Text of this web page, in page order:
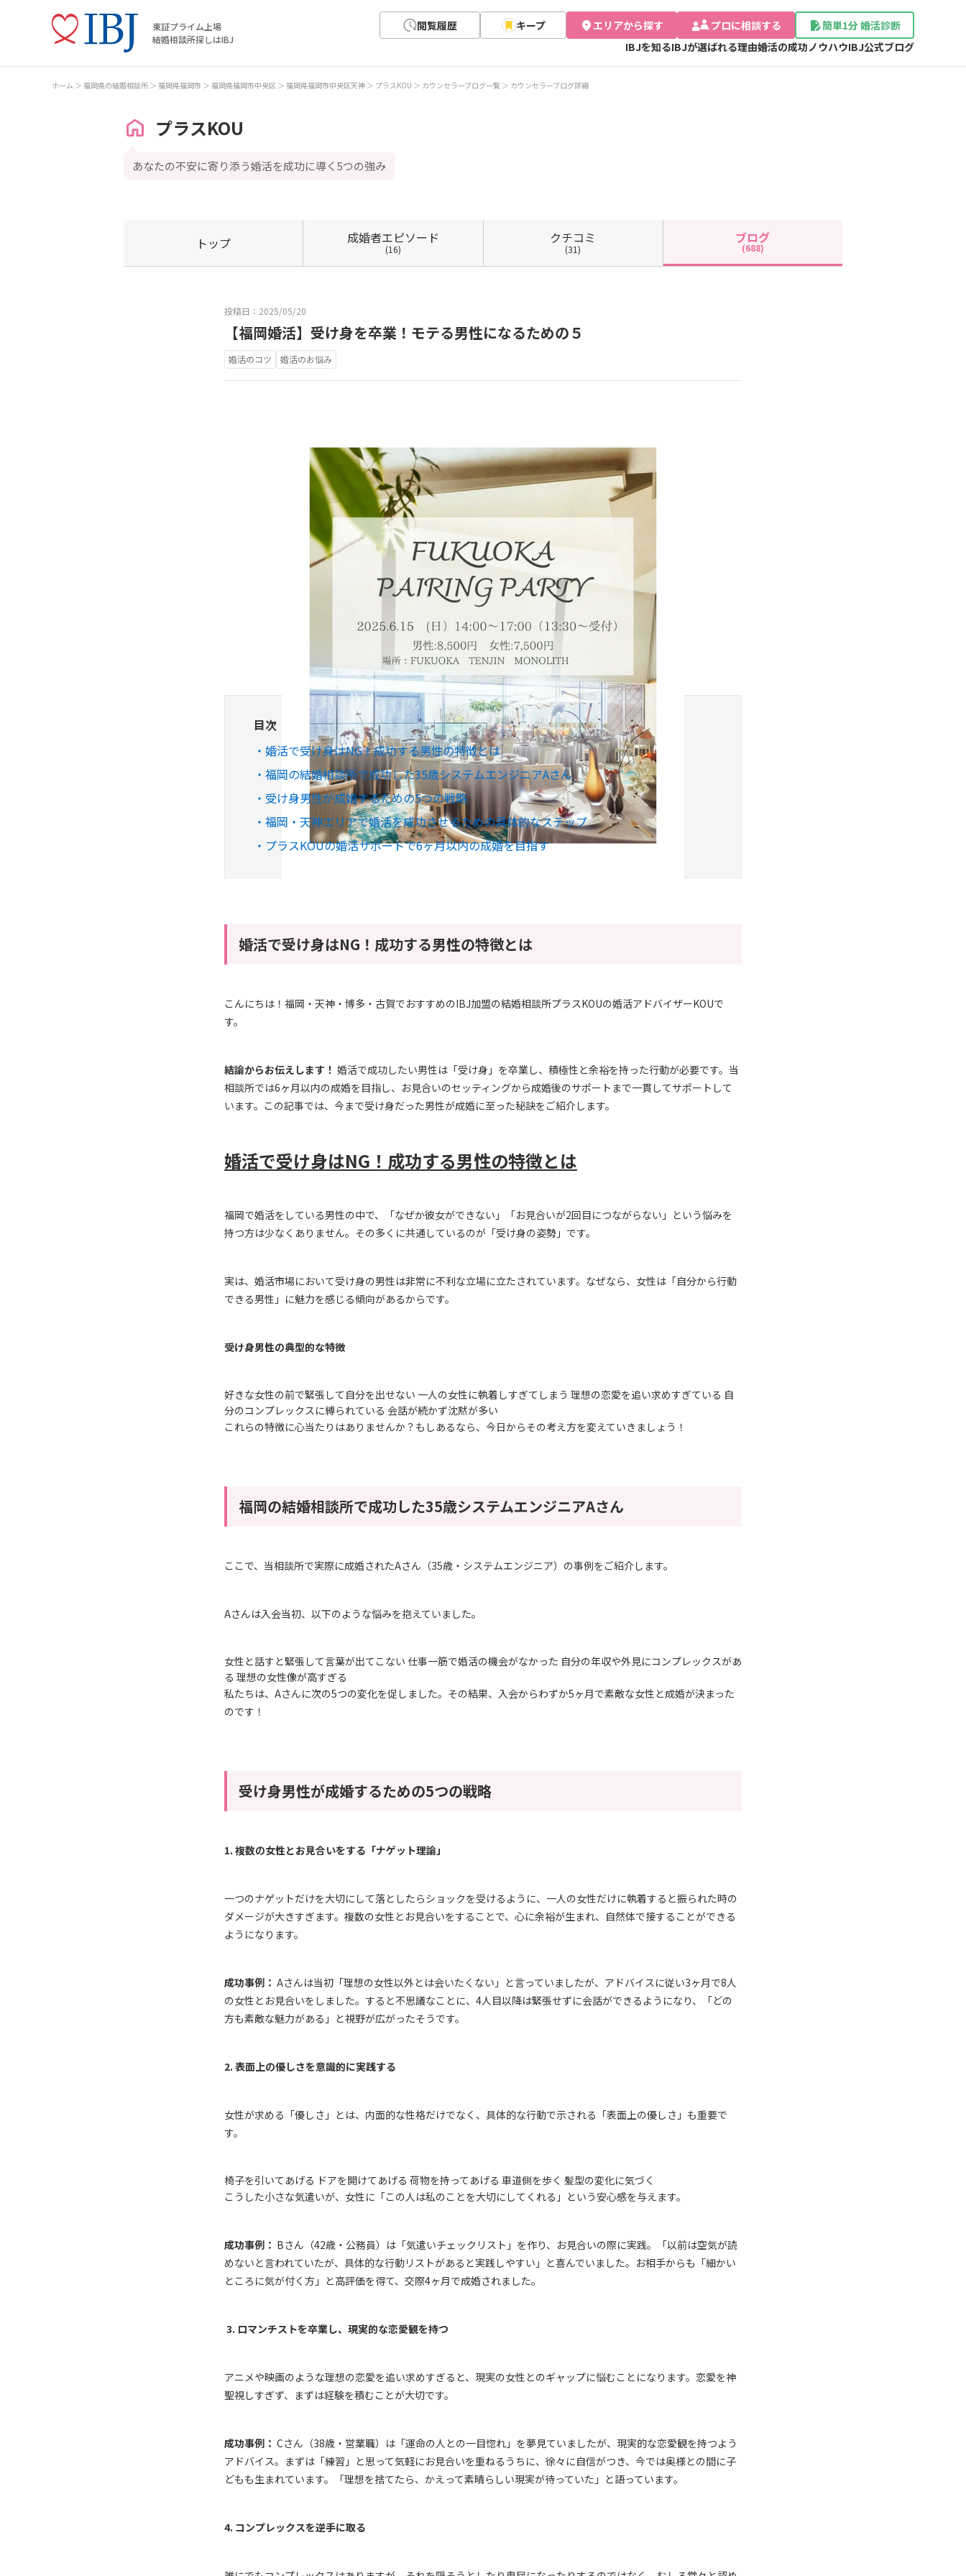
東証プライム上場
結婚相談所探しはIBJ
閲覧履歴 キープ エリアから探す プロに相談する
簡単1分 婚活診断
IBJを知るIBJが選ばれる理由婚活の成功ノウハウIBJ公式ブログ
ホーム 福岡県の結婚相談所 福岡県福岡市 福岡県福岡市中央区 福岡県福岡市中央区天神 プラスKOU カウンセラーブログ一覧 カウンセラーブログ詳細
プラスKOU
あなたの不安に寄り添う婚活を成功に導く5つの強み
トップ 成婚者エピソード
(16)
クチコミ
(31)
ブログ
(688)
投稿日：2025/05/20
【福岡婚活】受け身を卒業！モテる男性になるための５
婚活のコツ 婚活のお悩み
目次
婚活で受け身はNG！成功する男性の特徴とは
福岡の結婚相談所で成功した35歳システムエンジニアAさん
受け身男性が成婚するための5つの戦略
福岡・天神エリアで婚活を成功させるための具体的なステップ
プラスKOUの婚活サポートで6ヶ月以内の成婚を目指す
婚活で受け身はNG！成功する男性の特徴とは
こんにちは！福岡・天神・博多・古賀でおすすめのIBJ加盟の結婚相談所プラスKOUの婚活アドバイザーKOUで
す。
結論からお伝えします！ 婚活で成功したい男性は「受け身」を卒業し、積極性と余裕を持った行動が必要です。当
相談所では6ヶ月以内の成婚を目指し、お見合いのセッティングから成婚後のサポートまで一貫してサポートして
います。この記事では、今まで受け身だった男性が成婚に至った秘訣をご紹介します。
婚活で受け身はNG ！成功する男性の特徴とは
福岡で婚活をしている男性の中で、「なぜか彼女ができない」「お見合いが2回目につながらない」という悩みを
持つ方は少なくありません。その多くに共通しているのが「受け身の姿勢」です。
実は、婚活市場において受け身の男性は非常に不利な立場に立たされています。なぜなら、女性は「自分から行動
できる男性」に魅力を感じる傾向があるからです。
受け身男性の典型的な特徴
好きな女性の前で緊張して自分を出せない 一人の女性に執着しすぎてしまう 理想の恋愛を追い求めすぎている 自
分のコンプレックスに縛られている 会話が続かず沈黙が多い
これらの特徴に心当たりはありませんか？もしあるなら、今日からその考え方を変えていきましょう！
福岡の結婚相談所で成功した35歳システムエンジニアAさん
ここで、当相談所で実際に成婚されたAさん（35歳・システムエンジニア）の事例をご紹介します。
Aさんは入会当初、以下のような悩みを抱えていました。
女性と話すと緊張して言葉が出てこない 仕事一筋で婚活の機会がなかった 自分の年収や外見にコンプレックスがあ
る 理想の女性像が高すぎる
私たちは、 Aさんに次の5つの変化を促しました。その結果、入会からわずか5ヶ月で素敵な女性と成婚が決まった
のです！
受け身男性が成婚するための5つの戦略
1. 複数の女性とお見合いをする「ナゲット理論」
一つのナゲットだけを大切にして落としたらショックを受けるように、一人の女性だけに執着すると振られた時の
ダメージが大きすぎます。複数の女性とお見合いをすることで、心に余裕が生まれ、自然体で接することができる
ようになります。
成功事例： Aさんは当初「理想の女性以外とは会いたくない」と言っていましたが、アドバイスに従い3ヶ月で8人
の女性とお見合いをしました。すると不思議なことに、 4人目以降は緊張せずに会話ができるようになり、「どの
方も素敵な魅力がある」と視野が広がったそうです。
2. 表面上の優しさを意識的に実践する
女性が求める「優しさ」とは、内面的な性格だけでなく、具体的な行動で示される「表面上の優しさ」も重要で
す。
椅子を引いてあげる ドアを開けてあげる 荷物を持ってあげる 車道側を歩く 髪型の変化に気づく
こうした小さな気遣いが、女性に「この人は私のことを大切にしてくれる」という安心感を与えます。
成功事例： Bさん（42歳・公務員）は「気遣いチェックリスト」を作り、お見合いの際に実践。「以前は空気が読
めないと言われていたが、具体的な行動リストがあると実践しやすい」と喜んでいました。お相手からも「細かい
ところに気が付く方」と高評価を得て、交際4ヶ月で成婚されました。
3. ロマンチストを卒業し、現実的な恋愛観を持つ
アニメや映画のような理想の恋愛を追い求めすぎると、現実の女性とのギャップに悩むことになります。恋愛を神
聖視しすぎず、まずは経験を積むことが大切です。
成功事例： Cさん（38歳・営業職）は「運命の人との一目惚れ」を夢見ていましたが、現実的な恋愛観を持つよう
アドバイス。まずは「練習」と思って気軽にお見合いを重ねるうちに、徐々に自信がつき、今では奥様との間に子
どもも生まれています。「理想を捨てたら、かえって素晴らしい現実が待っていた」と語っています。
4. コンプレックスを逆手に取る